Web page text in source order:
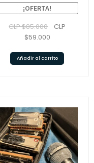
¡OFERTA!
CLP $85.000
CLP
$59.000
Añadir al carrito